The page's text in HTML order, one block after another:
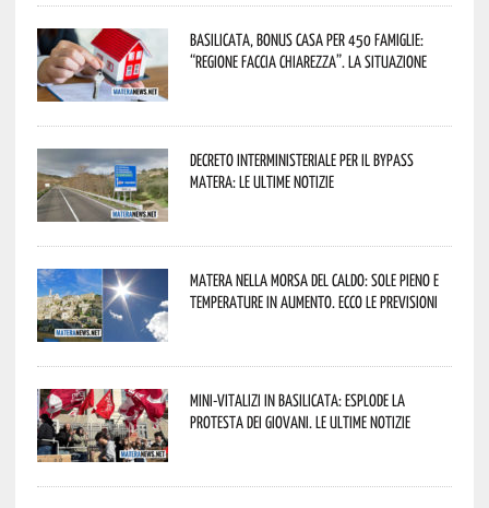
Basilicata, Bonus casa per 450 famiglie:
“Regione faccia chiarezza”. La situazione
Decreto interministeriale per il Bypass
Matera: le ultime notizie
Matera nella morsa del caldo: sole pieno e
temperature in aumento. Ecco le previsioni
Mini-vitalizi in Basilicata: esplode la
protesta dei giovani. Le ultime notizie